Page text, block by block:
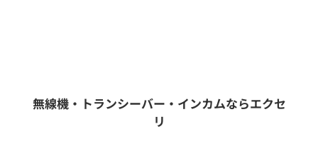
フリーワード入力(製品名等)
無線機・トランシーバー・インカムならエクセ
リ